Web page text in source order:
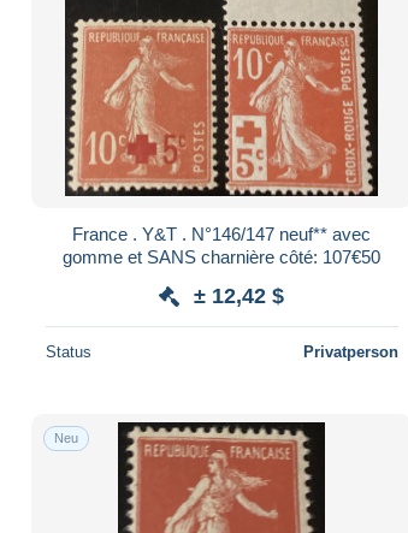
France . Y&T . N°146/147 neuf** avec
gomme et SANS charnière côté: 107€50
± 12,42 $
Status Privatperson
Neu